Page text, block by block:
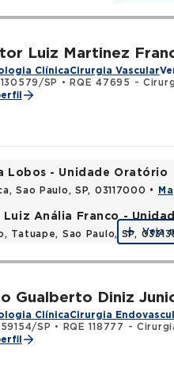
Luiz Martinez
ClínicaCirurgia Vascular
130579/SP
•
RQE 47695 -
Lobos - Unidade Oratório
Sao Paulo, SP, 03117000 •
Anália Franco -
Tatuape, Sao Paulo, SP,Veja
Gualberto Diniz
ClínicaCirurgia
59154/SP •
RQE 118777 -